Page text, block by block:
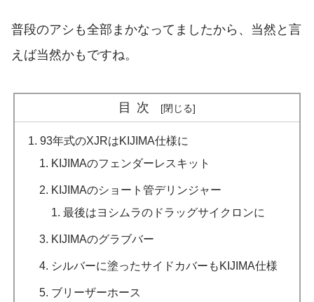
普段のアシも全部まかなってましたから、当然と言
えば当然かもですね。
目次
93年式のXJRはKIJIMA仕様に
KIJIMAのフェンダーレスキット
KIJIMAのショート管デリンジャー
最後はヨシムラのドラッグサイクロンに
KIJIMAのグラブバー
シルバーに塗ったサイドカバーもKIJIMA仕様
ブリーザーホース